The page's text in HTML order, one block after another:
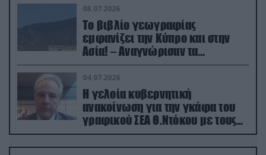
08.07.2026
Το βιβλίο γεωγραφίας
εμφανίζει την Κύπρο και στην
Ασία! – Αναγνώρισαν τα
κατεχόμενα; (φωτο)
04.07.2026
Η γελοία κυβερνητική
ανακοίνωση για την γκάφα του
γραφικού ΣΕΑ Θ.Ντόκου με τους
Ρώσους φαρσέρ